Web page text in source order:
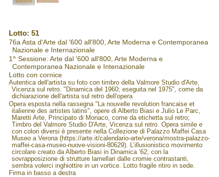
Lotto: 51
76a Asta d'Arte dal '600 all'800, Arte Moderna e Contemporanea
Nazionale e Internazionale
1^ Sessione: Arte dal '600 all'800, Arte Moderna e
Contemporanea Nazionale e Intenazionale
Lotto con cornice
Autentica dell'artista su foto con timbro della Valmore Studio d'Arte,
Vicenza sul retro. "Dinamica del 1960; eseguita nel 1975", come da
dichiarazione dell'artista sul retro dell'opera
Opera esposta nella rassegna "La nouvelle revolution francaise et
italienne des artistes latins", opere di Alberto Biasi e Julio Le Parc,
Maretti Arte, Principato di Monaco, come da etichetta sul retro;
Timbro del Valmore Studio D'Arte, Vicenza sul retro. Opera simile e
con colori diversi è presente nella Collezione di Palazzo Maffei Casa
Museo a Verona (https://arte.it/calendario-arte/verona/mostra-palazzo-
maffei-casa-museo-nuove-visioni-80629). L’illusionistico movimento
circolare creato da Alberto Biasi in Dinamica ’62, con la
sovrapposizione di strutture lamellari dalle cromie contrastanti,
sembra volerci inghiottire in un vortice. Lotto fragile ritiro in sede.
Firma in basso a destra